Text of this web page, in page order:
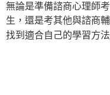
無論是準備諮商心理師
生，還是考其他與諮商
找到適合自己的學習方